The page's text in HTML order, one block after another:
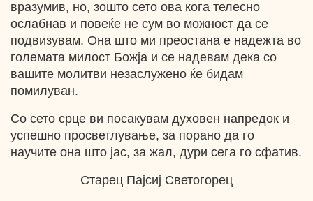
вразумив, но, зошто сето ова кога телесно
ослабнав и повеќе не сум во можност да се
подвизувам. Она што ми преостана е надежта во
големата милост Божја и се надевам дека со
вашите молитви незаслужено ќе бидам
помилуван.
Со сето срце ви посакувам духовен напредок и
успешно просветлување, за порано да го
научите она што јас, за жал, дури сега го сфатив.
Старец Пајсиј Светогорец